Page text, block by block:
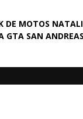
DE MOTOS
GTA SAN ANDREAS